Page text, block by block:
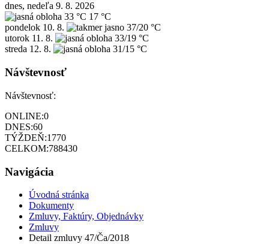
dnes, nedeľa 9. 8. 2026
33 °C 17 °C
pondelok 10. 8.
37/20 °C
utorok 11. 8.
33/19 °C
streda 12. 8. 31/15 °C
Návštevnosť
Návštevnosť:
ONLINE:0
DNES:60
TÝŽDEŇ:1770
CELKOM:788430
Navigácia
Úvodná stránka
Dokumenty
Zmluvy, Faktúry, Objednávky
Zmluvy
Detail zmluvy 47/Ča/2018